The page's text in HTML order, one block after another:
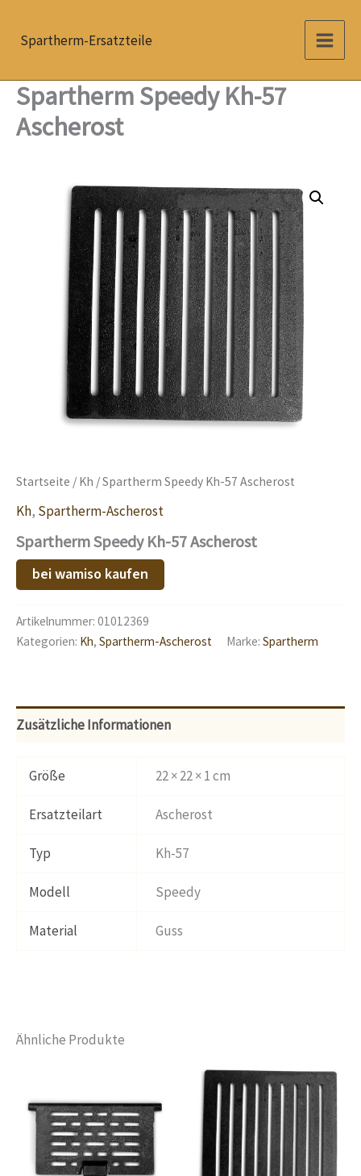
InhaltSpartherm-Ersatzteile
Spartherm Speedy Kh-57
Ascherost
Startseite / Kh / Spartherm Speedy Kh-57 Ascherost
Kh, Spartherm-Ascherost
Spartherm Speedy Kh-57 Ascherost
bei wamiso kaufen
Artikelnummer: 01012369
Kategorien: Kh, Spartherm-Ascherost Marke: Spartherm
Zusätzliche Informationen
Größe 22 × 22 × 1 cm
Ersatzteilart Ascherost
Typ Kh-57
Modell Speedy
Material Guss
Ähnliche Produkte